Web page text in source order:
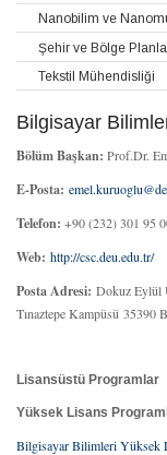
Nanobilim ve
Şehir ve Bölge
Tekstil Mühendisliği
Bilgisayar
Bölüm Başkan: Prof.Dr.
E-Posta:
Telefon: +90 (232) 301 95
Web: http://csc.deu.edu.tr/
Posta Adresi: Dokuz Eylül
Tınaztepe Kampüsü 35390
Lisansüstü Programlar
Yüksek Lisans
Bilgisayar Bilimleri Yüksek